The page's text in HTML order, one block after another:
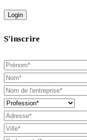
Login
S'inscrire